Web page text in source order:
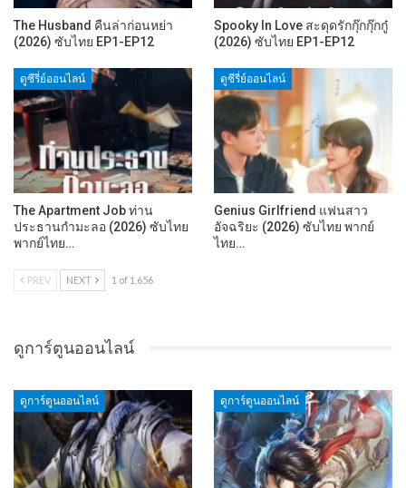
The Husband คืนล่าก่อนหย่า
(2026) ซับไทย EP1-EP12
Spooky In Love สะดุดรักกุ๊กกุ๊กกู๋
(2026) ซับไทย EP1-EP12
ดูซีรี่ย์ออนไลน์
The Apartment Job ท่าน
ประธานกำมะลอ (2026) ซับไทย
พากย์ไทย…
ดูซีรี่ย์ออนไลน์
Genius Girlfriend แฟนสาว
อัจฉริยะ (2026) ซับไทย พากย์
ไทย…
PREV NEXT 1 of 1,656
ดูการ์ตูนออนไลน์
ดูการ์ตูนออนไลน์ ดูการ์ตูนออนไลน์